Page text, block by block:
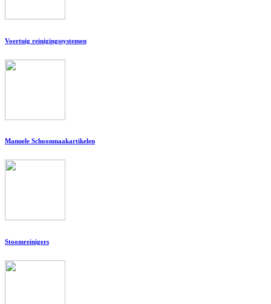
Voertuig reinigingssystemen
Manuele Schoonmaakartikelen
Stoomreinigers